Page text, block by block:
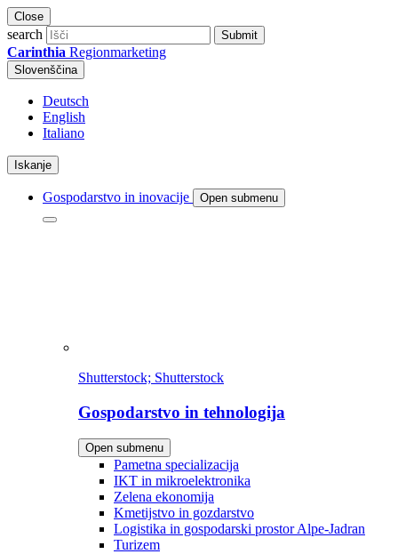
Close
search Submit
Carinthia Regionmarketing
Slovenščina
Deutsch
English
Italiano
Iskanje
Gospodarstvo in inovacije Open submenu
Shutterstock; Shutterstock
Gospodarstvo in tehnologija
Open submenu
Pametna specializacija
IKT in mikroelektronika
Zelena ekonomija
Kmetijstvo in gozdarstvo
Logistika in gospodarski prostor Alpe-Jadran
Turizem